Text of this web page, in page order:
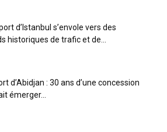
d’Istanbul s’envole vers des
historiques de trafic et de...
d’Abidjan : 30 ans d’une concession
émerger...